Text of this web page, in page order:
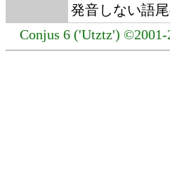
発音しない語
Conjus 6 ('Utztz') ©2001-